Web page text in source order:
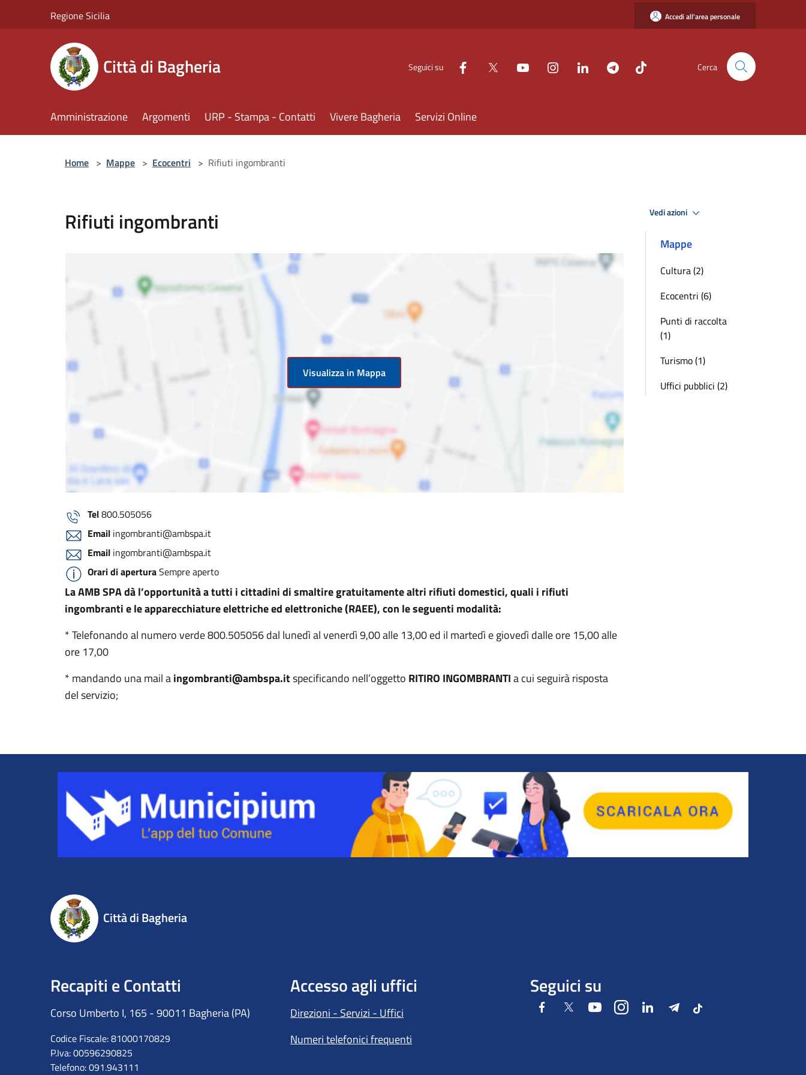
Regione Sicilia Accedi all'area personale
Città di Bagheria Seguici su Cerca
Amministrazione Argomenti URP - Stampa - Contatti Vivere Bagheria Servizi Online
Home > Mappe > Ecocentri > Rifiuti ingombranti
Rifiuti ingombranti
Visualizza in Mappa
Tel800.505056
Email ingombranti@ambspa.it
Email ingombranti@ambspa.it
Orari di aperturaSempre aperto
La AMB SPA dà l’opportunità a tutti i cittadini di smaltire gratuitamente altri rifiuti domestici, quali i rifiuti
ingombranti e le apparecchiature elettriche ed elettroniche (RAEE), con le seguenti modalità:
* Telefonando al numero verde 800.505056 dal lunedì al venerdì 9,00 alle 13,00 ed il martedì e giovedì dalle ore 15,00 alle
ore 17,00
* mandando una mail aingombranti@ambspa.itspecificando nell’oggetto RITIRO INGOMBRANTIa cui seguirà risposta
del servizio;
Vedi azioni
Mappe
Cultura (2)
Ecocentri (6)
Punti di raccolta
(1)
Turismo (1)
Uffici pubblici (2)
Città di Bagheria
Recapiti e Contatti
Corso Umberto I, 165 - 90011 Bagheria (PA)
Codice Fiscale: 81000170829
P.Iva: 00596290825
Telefono: 091.943111
Accesso agli uffici
Direzioni - Servizi - Uffici
Numeri telefonici frequenti
Seguici su
FacebookTwitter YoutubeInstagramLinkedIn Telegram
Tiktok